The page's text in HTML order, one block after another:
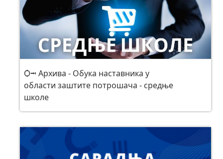
Ѻ⭲ Архива - Обука наставника у
области заштите потрошача - средње
школе